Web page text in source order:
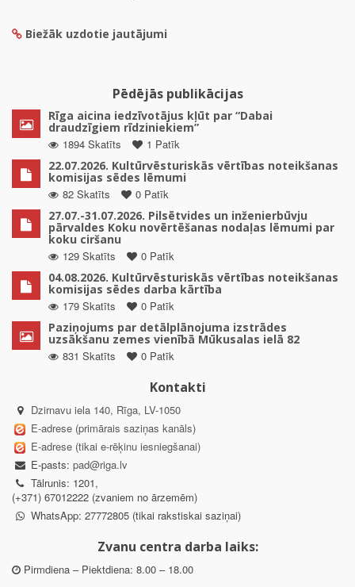
Biežāk uzdotie jautājumi
Pēdējās publikācijas
Rīga aicina iedzīvotājus kļūt par “Dabai
draudzīgiem rīdziniekiem”
1894 Skatīts
1 Patīk
22.07.2026. Kultūrvēsturiskās vērtības noteikšanas
komisijas sēdes lēmumi
82 Skatīts
0 Patīk
27.07.-31.07.2026. Pilsētvides un inženierbūvju
pārvaldes Koku novērtēšanas nodaļas lēmumi par
koku ciršanu
129 Skatīts
0 Patīk
04.08.2026. Kultūrvēsturiskās vērtības noteikšanas
komisijas sēdes darba kārtība
179 Skatīts
0 Patīk
Paziņojums par detālplānojuma izstrādes
uzsākšanu zemes vienībā Mūkusalas ielā 82
831 Skatīts
0 Patīk
Kontakti
Dzirnavu iela 140, Rīga, LV-1050
E-adrese (primārais saziņas kanāls)
E-adrese (tikai e-rēķinu iesniegšanai)
E-pasts: pad@riga.lv
Tālrunis: 1201,
(+371) 67012222 (zvaniem no ārzemēm)
WhatsApp: 27772805 (tikai rakstiskai saziņai)
Zvanu centra darba laiks:
Pirmdiena – Piektdiena: 8.00 – 18.00